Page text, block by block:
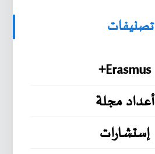
تصنيفات
Erasmus+
أعداد مجلة
إستشارات